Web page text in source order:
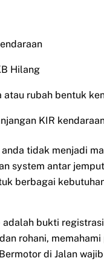
Hilang
atau rubah bentuk
KIR
tidak menjadi
system antar
berbagai
adalah bukti
rohani,
di Jalan